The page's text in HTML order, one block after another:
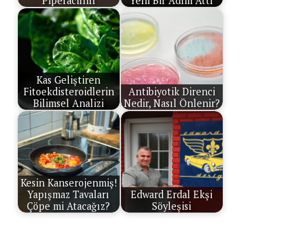
Kas Geliştiren
Fitoekdisteroidlerin
Bilimsel Analizi
Antibiyotik Direnci
Nedir, Nasıl Önlenir?
Kesin Kanserojenmiş!
Yapışmaz Tavaları
Çöpe mi Atacağız?
Edward Erdal Ekşi
Söyleşisi